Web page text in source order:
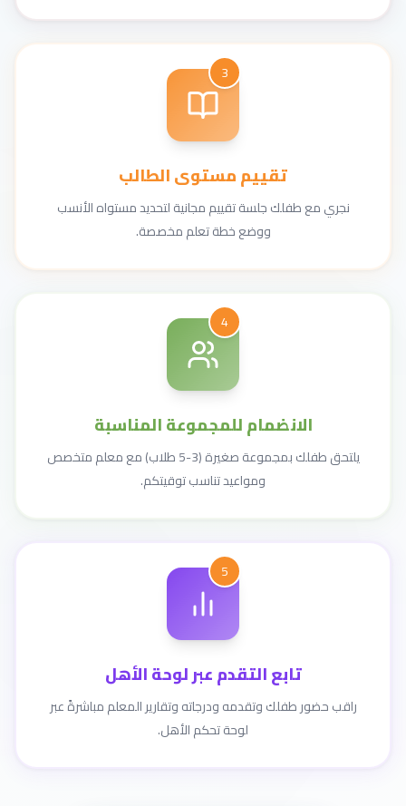
3
تقييم مستوى الطالب
نجري مع طفلك جلسة تقييم مجانية لتحديد مستواه الأنسب
ووضع خطة تعلم مخصصة.
4
الانضمام للمجموعة المناسبة
يلتحق طفلك بمجموعة صغيرة (3-5 طلاب) مع معلم متخصص
ومواعيد تناسب توقيتكم.
5
تابع التقدم عبر لوحة الأهل
راقب حضور طفلك وتقدمه ودرجاته وتقارير المعلم مباشرةً عبر
لوحة تحكم الأهل.